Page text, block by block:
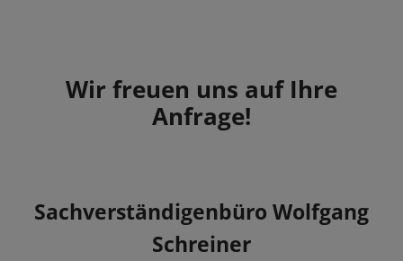
Wir freuen uns auf Ihre
Anfrage!
Sachverständigenbüro Wolfgang
Schreiner